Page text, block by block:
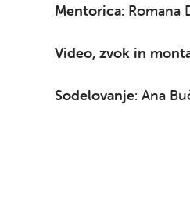
Mentorica:Romana
Video, zvok in
Sodelovanje: Ana